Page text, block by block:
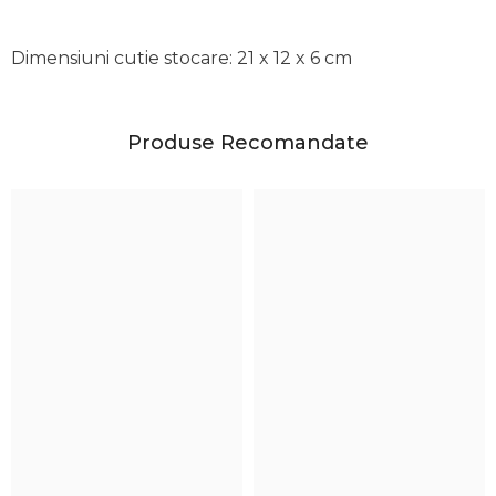
Dimensiuni cutie stocare: 21 x 12 x 6 cm
Produse Recomandate